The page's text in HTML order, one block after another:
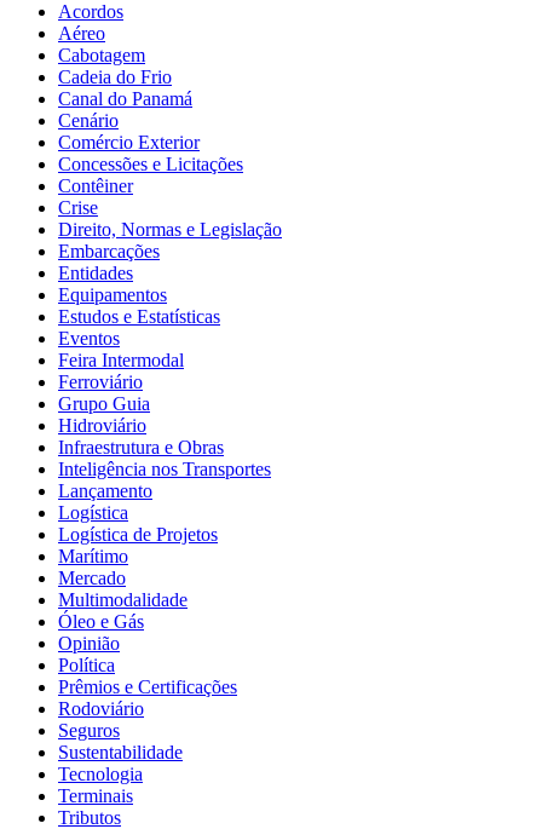
Acordos
Aéreo
Cabotagem
Cadeia do Frio
Canal do Panamá
Cenário
Comércio Exterior
Concessões e Licitações
Contêiner
Crise
Direito, Normas e Legislação
Embarcações
Entidades
Equipamentos
Estudos e Estatísticas
Eventos
Feira Intermodal
Ferroviário
Grupo Guia
Hidroviário
Infraestrutura e Obras
Inteligência nos Transportes
Lançamento
Logística
Logística de Projetos
Marítimo
Mercado
Multimodalidade
Óleo e Gás
Opinião
Política
Prêmios e Certificações
Rodoviário
Seguros
Sustentabilidade
Tecnologia
Terminais
Tributos